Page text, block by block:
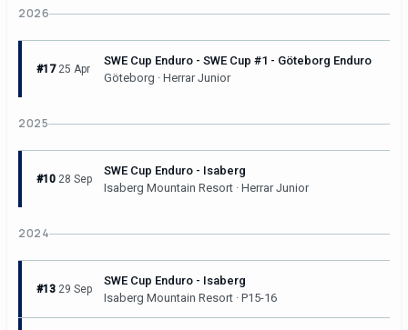
2026
#17 25 Apr
SWE Cup Enduro - SWE Cup #1 - Göteborg Enduro
Göteborg · Herrar Junior
2025
#10 28 Sep
SWE Cup Enduro - Isaberg
Isaberg Mountain Resort · Herrar Junior
2024
#13 29 Sep
SWE Cup Enduro - Isaberg
Isaberg Mountain Resort · P15-16